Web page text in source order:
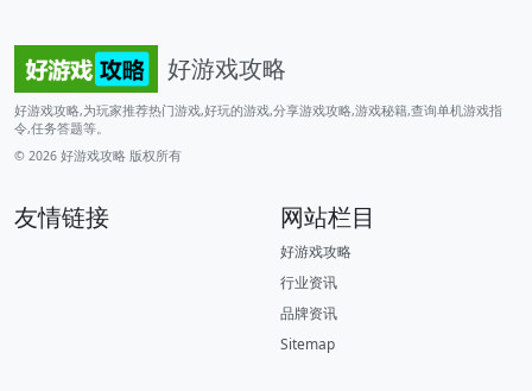
好游戏攻略
好游戏攻略,为玩家推荐热门游戏,好玩的游戏,分享游戏攻略,游戏秘籍,查询单机游戏指
令,任务答题等。
© 2026 好游戏攻略 版权所有
友情链接 网站栏目
好游戏攻略
行业资讯
品牌资讯
Sitemap